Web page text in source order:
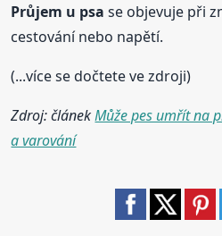
Průjem u psa se objevuje při
cestování nebo napětí.
(...více se dočtete ve zdroji)
Zdroj: článekMůže pes umřít na
a varování